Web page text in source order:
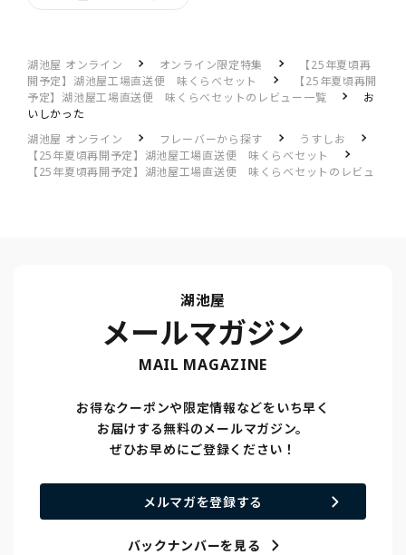
湖池屋 オンライン オンライン限定特集
【25年夏頃再
開予定】湖池屋工場直送便 味くらべセット
【25年夏頃再開
予定】湖池屋工場直送便 味くらべセットのレビュー一覧
お
いしかった
湖池屋 オンライン
フレーバーから探す
うすしお
【25年夏頃再開予定】湖池屋工場直送便 味くらべセット
【25年夏頃再開予定】湖池屋工場直送便 味くらべセットのレビュ
湖池屋
メールマガジン
MAIL MAGAZINE
お得なクーポンや限定情報などをいち早く
お届けする無料のメールマガジン。
ぜひお早めにご登録ください！
メルマガを登録する
バックナンバーを見る